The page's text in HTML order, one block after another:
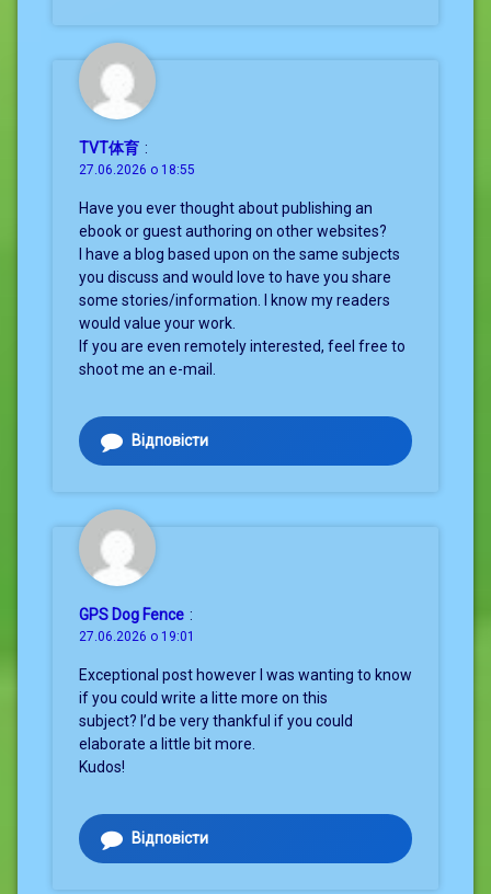
TVT体育 :
27.06.2026 о 18:55
Have you ever thought about publishing an
ebook or guest authoring on other websites?
I have a blog based upon on the same subjects
you discuss and would love to have you share
some stories/information. I know my readers
would value your work.
If you are even remotely interested, feel free to
shoot me an e-mail.
Відповісти
GPS Dog Fence :
27.06.2026 о 19:01
Exceptional post however I was wanting to know
if you could write a litte more on this
subject? I’d be very thankful if you could
elaborate a little bit more.
Kudos!
Відповісти